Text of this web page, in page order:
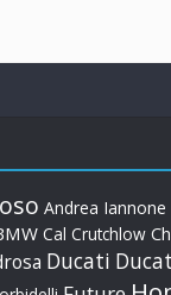
Andrea Iannone
Cal Crutchlow
Ducati